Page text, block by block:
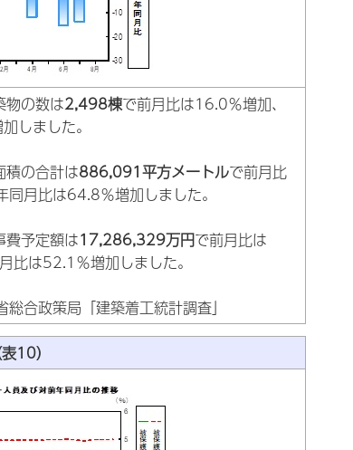
の数は2,498棟で前月比は16.0％増加、
しました。
の合計は886,091平方メートルで前月比
月比は64.8％増加しました。
予定額は17,286,329万円で前月比は
比は52.1％増加しました。
合政策局「建築着工統計調査」
10）